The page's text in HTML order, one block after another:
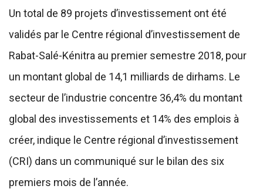
Un total de 89 projets d’investissement ont été
validés par le Centre régional d’investissement de
Rabat-Salé-Kénitra au premier semestre 2018, pour
un montant global de 14,1 milliards de dirhams. Le
secteur de l’industrie concentre 36,4% du montant
global des investissements et 14% des emplois à
créer, indique le Centre régional d’investissement
(CRI) dans un communiqué sur le bilan des six
premiers mois de l’année.